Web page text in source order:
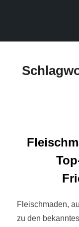
Fleischmaden,
zu den